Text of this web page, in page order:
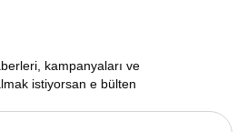
kampanyaları ve
istiyorsan e bülten